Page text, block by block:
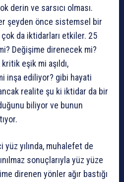
derin ve sarsıcı olması.
şeyden önce sistemsel bir
çok da iktidarları etkiler. 25
Değişime direnecek mi?
eşik mi aşıldı,
inşa ediliyor? gibi hayati
realite şu ki iktidar da bir
biliyor ve bunun
yılında, muhalefet de
sonuçlarıyla yüz yüze
direnen yönler ağır bastığı